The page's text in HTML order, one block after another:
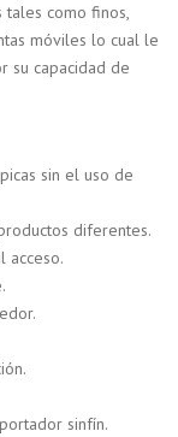
tales como finos,
móviles lo cual le
su capacidad de
sin el uso de
diferentes.
acceso.
sinfín.